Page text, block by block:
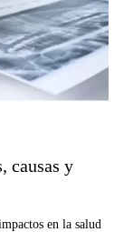
causas y
en la salud